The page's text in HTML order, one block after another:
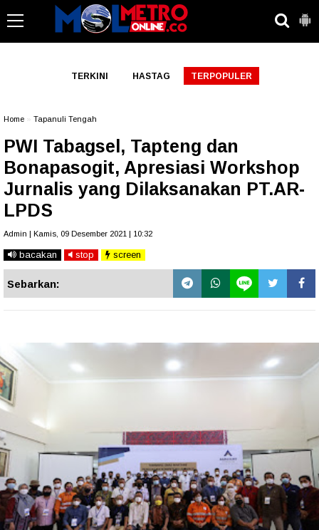
TERKINI HASTAG TERPOPULER
Home Tapanuli Tengah
PWI Tabagsel, Tapteng dan
Bonapasogit, Apresiasi Workshop
Jurnalis yang Dilaksanakan PT.AR-
LPDS
Admin | Kamis, 09 Desember 2021 | 10:32
bacakan stop screen
Sebarkan: